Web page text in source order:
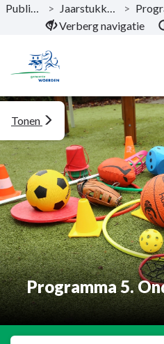
Naar hoofdinhoud
Publicaties > Jaarstukken 2024 >
Verberg navigatie
Programma 5.
Tonen